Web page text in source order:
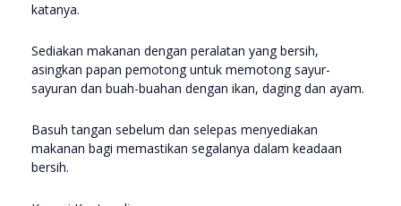
katanya.
Sediakan makanan dengan peralatan yang bersih,
asingkan papan pemotong untuk memotong sayur-
sayuran dan buah-buahan dengan ikan, daging dan ayam.
Basuh tangan sebelum dan selepas menyediakan
makanan bagi memastikan segalanya dalam keadaan
bersih.